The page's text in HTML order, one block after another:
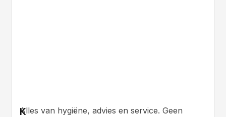
K
Alles van hygiëne, advies en service. Geen